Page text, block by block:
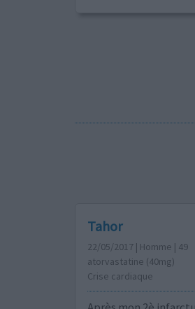
Tahor
22/05/2017 | Homme | 49
atorvastatine (40mg)
Crise cardiaque